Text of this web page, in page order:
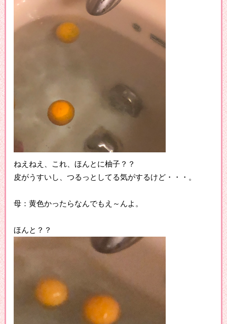
ねえねえ、これ、ほんとに柚子？？
皮がうすいし、つるっとしてる気がするけど・・・。
母：黄色かったらなんでもえ～んよ。
ほんと？？